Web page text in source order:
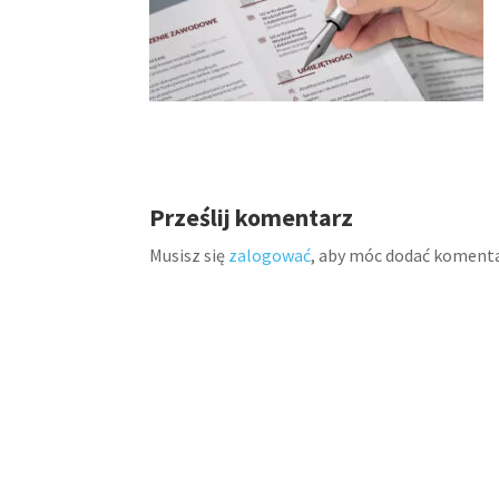
Prześlij komentarz
Musisz się zalogować, aby móc dodać